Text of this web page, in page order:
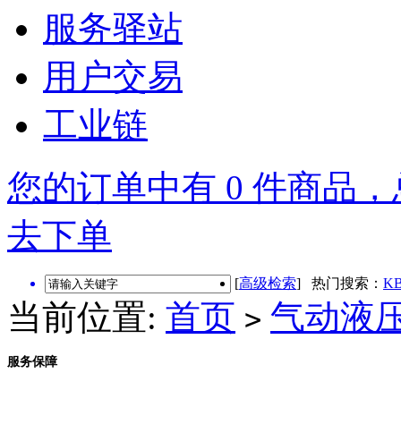
服务驿站
用户交易
工业链
您的订单中有 0 件商品
去下单
[高级检索] 热门搜索：
当前位置: 首页 > 气动液
服务保障